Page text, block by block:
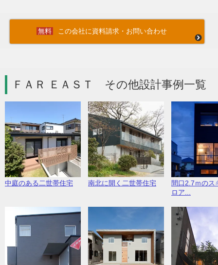
この会社に資料請求・お問い合わせ
ＦＡＲ ＥＡＳＴ その他設計事例一覧
中庭のある二世帯住宅 南北に開く二世帯住宅
間口2.7ｍのス
ロア...